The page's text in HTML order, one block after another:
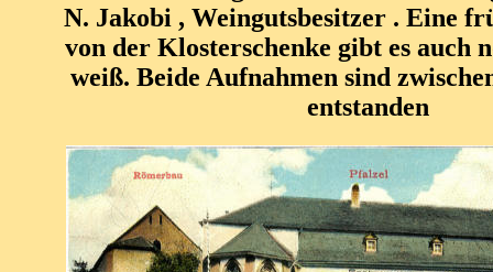
N. Jakobi , Weingutsbesitzer . Eine
von der Klosterschenke gibt es auch
weiß. Beide Aufnahmen sind
entstanden